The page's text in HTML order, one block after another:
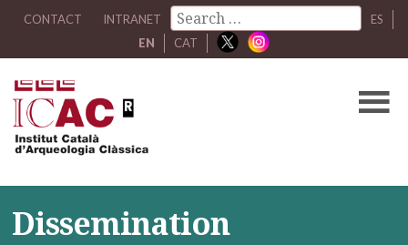
CONTACT INTRANET
ES
EN
CAT
Dissemination